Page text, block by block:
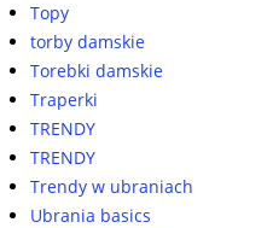
Topy
torby damskie
Torebki damskie
Traperki
TRENDY
TRENDY
Trendy w ubraniach
Ubrania basics